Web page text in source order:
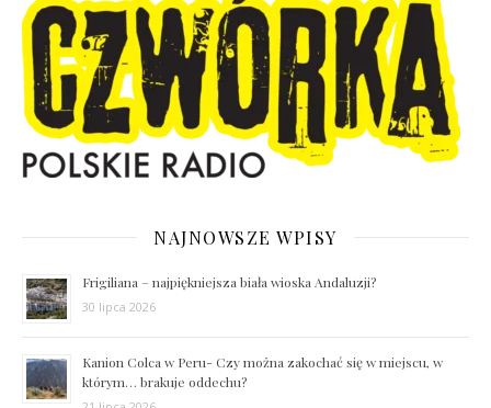
NAJNOWSZE WPISY
Frigiliana – najpiękniejsza biała wioska Andaluzji?
30 lipca 2026
Kanion Colca w Peru- Czy można zakochać się w miejscu, w
którym… brakuje oddechu?